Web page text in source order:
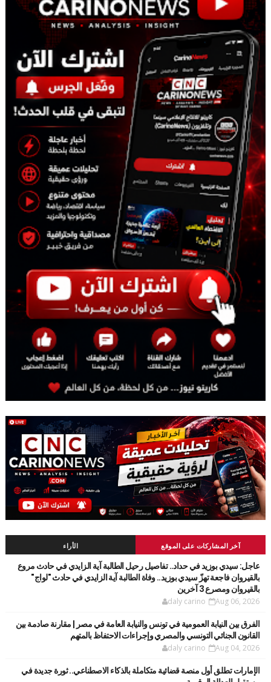
آخر المشاركات على الموقع الأراء
عاجل: سيدي بوزيد في حداد.. تفاصيل رحيل الطالبة آية الزايدي في حادث مروع
بالقيروان فاجعة تهزّ سيدي بوزيد.. وفاة الطالبة آية الزايدي في حادث "لواج"
بالقيروان ومصرع 3 آخرين
daly carino Aug 06, 2026
الفرق بين النيابة العمومية في تونس والنيابة العامة في مصر | مقارنة صادمة بين
القانون الجنائي التونسي والمصري وإجراءات الاحتفاظ بالمتهم
daly carino Aug 04, 2026
الإمارات تطلق أول منصة قضائية متكاملة بالذكاء الاصطناعي.. ثورة جديدة في